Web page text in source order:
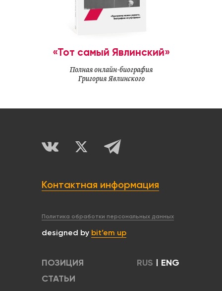
«Тот самый Явлинский»
Полная онлайн-биография
Григория Явлинского
Контактная информация
Политика обработки персональных данных
designed by bit’em up
ПОЗИЦИЯ
СТАТЬИ
RUS | ENG